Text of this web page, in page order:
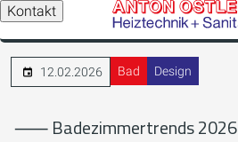
Kontakt
12.02.2026 Bad Design
⸺ Badezimmertrends 2026